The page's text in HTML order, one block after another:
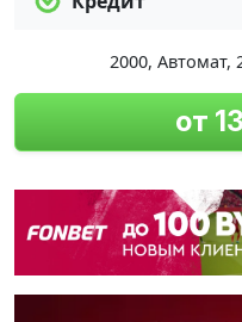
2000, Автомат,
от